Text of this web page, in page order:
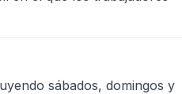
sábados, domingos y